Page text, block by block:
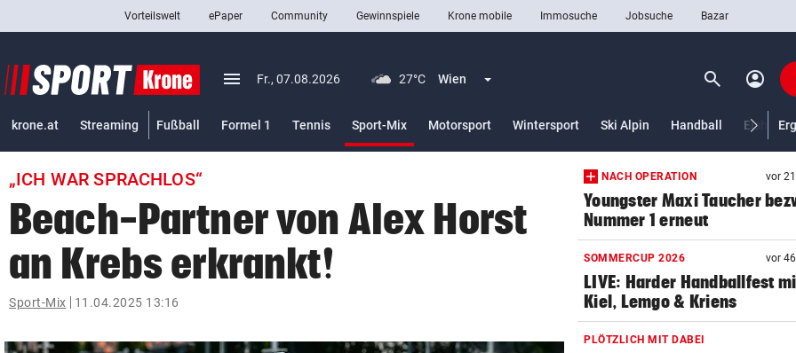
closeSchließen
Abonnieren
pin_drop
bookmark
search
Suchbegriff
Vorteilswelt ePaper Community Gewinnspiele Krone mobile Immosuche Jobsuche Bazar
menu Menü aufklappen
Fr., 07.08.2026 27°C Wien Menü aufklappen search Suchen
account_circle
krone.at Streaming Fußball Formel 1 Tennis Sport-Mix
Motorsport
Wintersport Ski Alpin Handball
„ICH WAR SPRACHLOS“
Beach-Partner von Alex Horst
an Krebs erkrankt!
Sport-Mix 11.04.2025 13:16
NACH OPERATION vor
Youngster Maxi Taucher
Nummer 1 erneut
SOMMERCUP 2026 vor
LIVE: Harder Handballfest
Kiel, Lemgo & Kriens
PLÖTZLICH MIT DABEI